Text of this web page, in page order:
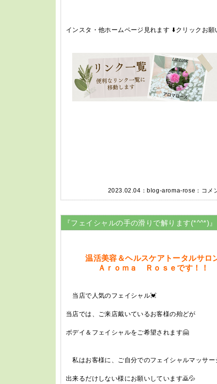
インスタ・他ホームページ見れます ⬇️クリックお願
2023.02.04： blog-aroma-rose ： コメ
『フェイシャルの手の滑りで解ります(*^^*)』
温活美容＆ヘルスケアトータル
Ａｒｏｍａ Ｒｏｓｅです！！
当店で人気のフェイシャル💓
当店では、ご来店戴いているお客様の殆どが
ボデイ＆フェイシャルをご希望されます🤗
私はお客様に、ご自分でのフェイシャルマッサー
出来るだけしない様にお願いしています🙇💦